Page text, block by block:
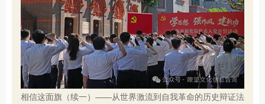
相信这面旗（续一）——从世界激流到自我革命的历史辩证法